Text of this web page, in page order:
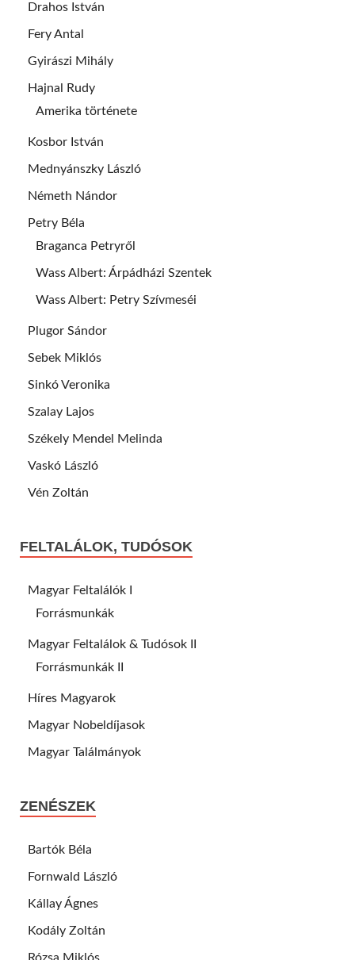
Drahos István
Fery Antal
Gyirászi Mihály
Hajnal Rudy
Amerika története
Kosbor István
Mednyánszky László
Németh Nándor
Petry Béla
Braganca Petryről
Wass Albert: Árpádházi Szentek
Wass Albert: Petry Szívmeséi
Plugor Sándor
Sebek Miklós
Sinkó Veronika
Szalay Lajos
Székely Mendel Melinda
Vaskó László
Vén Zoltán
FELTALÁLOK, TUDÓSOK
Magyar Feltalálók I
Forrásmunkák
Magyar Feltalálok & Tudósok II
Forrásmunkák II
Híres Magyarok
Magyar Nobeldíjasok
Magyar Találmányok
ZENÉSZEK
Bartók Béla
Fornwald László
Kállay Ágnes
Kodály Zoltán